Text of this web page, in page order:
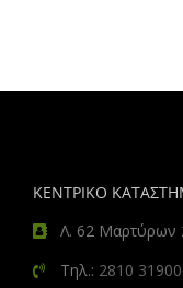
ΚΕΝΤΡΙΚΟ
Λ. 62 Μαρτύρων
Τηλ.: 2810